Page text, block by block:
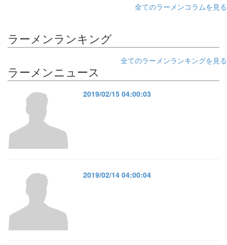
全てのラーメンコラムを見る
ラーメンランキング
全てのラーメンランキングを見る
ラーメンニュース
2019/02/15 04:00:03
2019/02/14 04:00:04